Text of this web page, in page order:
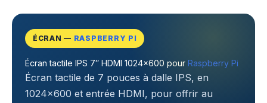
ÉCRAN — RASPBERRY PI
Écran tactile IPS 7″ HDMI 1024×600 pour Raspberry Pi
Écran tactile de 7 pouces à dalle IPS, en
1024×600 et entrée HDMI, pour offrir au